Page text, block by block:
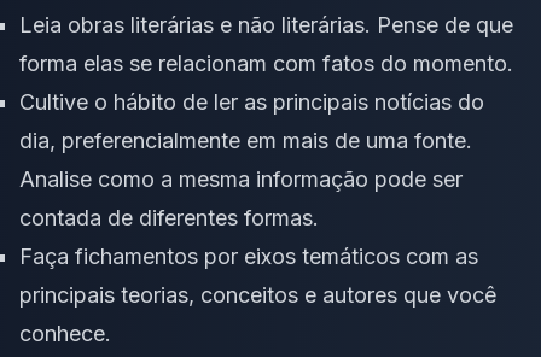
Leia obras literárias e não literárias. Pense de que
forma elas se relacionam com fatos do momento.
Cultive o hábito de ler as principais notícias do
dia, preferencialmente em mais de uma fonte.
Analise como a mesma informação pode ser
contada de diferentes formas.
Faça fichamentos por eixos temáticos com as
principais teorias, conceitos e autores que você
conhece.